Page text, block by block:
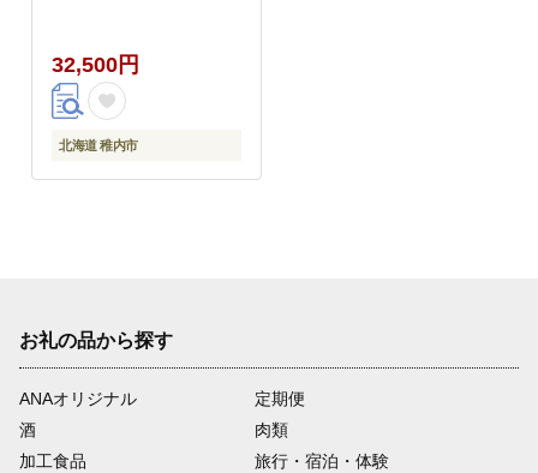
32,500円
北海道 稚内市
お礼の品から探す
ANAオリジナル
定期便
酒
肉類
加工食品
旅行・宿泊・体験